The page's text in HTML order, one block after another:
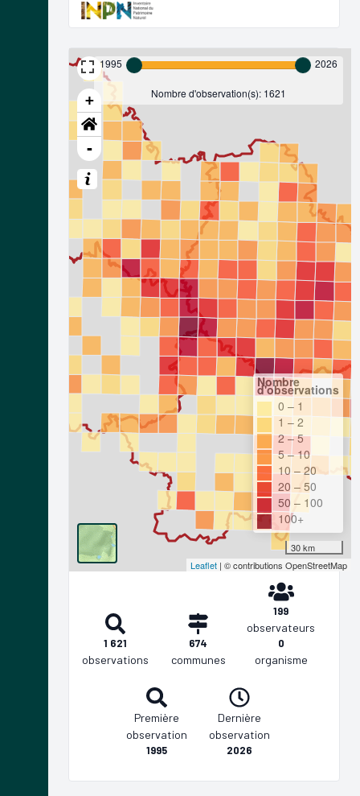
+
-
1995 2026
Nombre d'observation(s): 1621
Nombre
d'observations
0 – 1
1 – 2
2 – 5
5 – 10
10 – 20
20 – 50
50 – 100
100+
30 km
Leaflet | © contributions OpenStreetMap
1 621
observations
674
communes
199
observateurs
0
organisme
Première
observation
1995
Dernière
observation
2026